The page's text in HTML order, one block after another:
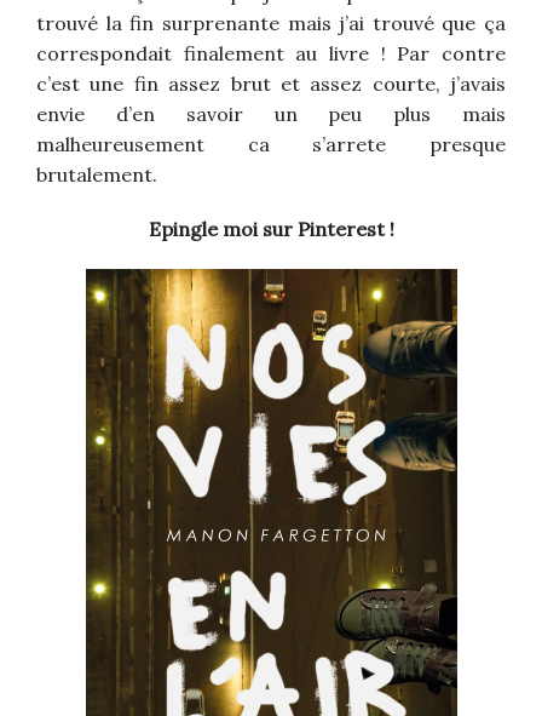
trouvé la fin surprenante mais j’ai trouvé que ça
correspondait finalement au livre ! Par contre
c’est une fin assez brut et assez courte, j’avais
envie d’en savoir un peu plus mais
malheureusement ca s’arrete presque
brutalement.
Epingle moi sur Pinterest !